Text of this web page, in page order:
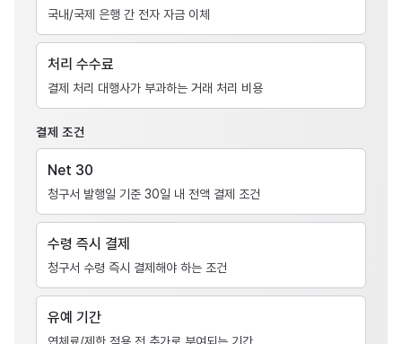
국내/국제 은행 간 전자 자금 이체
처리 수수료
결제 처리 대행사가 부과하는 거래 처리 비용
결제 조건
Net 30
청구서 발행일 기준 30일 내 전액 결제 조건
수령 즉시 결제
청구서 수령 즉시 결제해야 하는 조건
유예 기간